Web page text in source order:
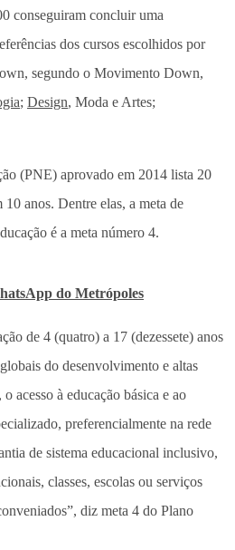
conseguiram concluir uma
dos cursos escolhidos por
segundo o Movimento Down,
; Design, Moda e Artes;
(PNE) aprovado em 2014 lista 20
10 anos. Dentre elas, a meta de
é a meta número 4.
do Metrópoles
de 4 (quatro) a 17 (dezessete) anos
do desenvolvimento e altas
acesso à educação básica e ao
preferencialmente na rede
de sistema educacional inclusivo,
classes, escolas ou serviços
diz meta 4 do Plano